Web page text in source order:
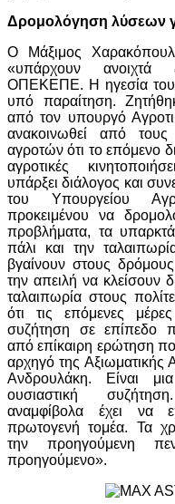
Δρομολόγηση λύσεων
Ο Μάξιμος
«υπάρχουν
ΟΠΕΚΕΠΕ. Η ηγεσία του,
υπό παραίτηση.
από τον υπουργό
ανακοινωθεί από
αγροτών ότι το επόμενο
αγροτικές
υπάρξει διάλογος και
του Υπουργείου
προκειμένου να
προβλήματα, τα
πάλι και την
βγαίνουν στους
την απειλή να κλείσουν
ταλαιπωρία στους
ότι τις επόμενες
συζήτηση σε επίπεδο
από επίκαιρη ερώτηση
αρχηγό της Αξιωματικής
Ανδρουλάκη. Είναι
ουσιαστική
αναμφίβολα έχει να
πρωτογενή τομέα. Τα
την προηγούμενη
προηγούμενο».